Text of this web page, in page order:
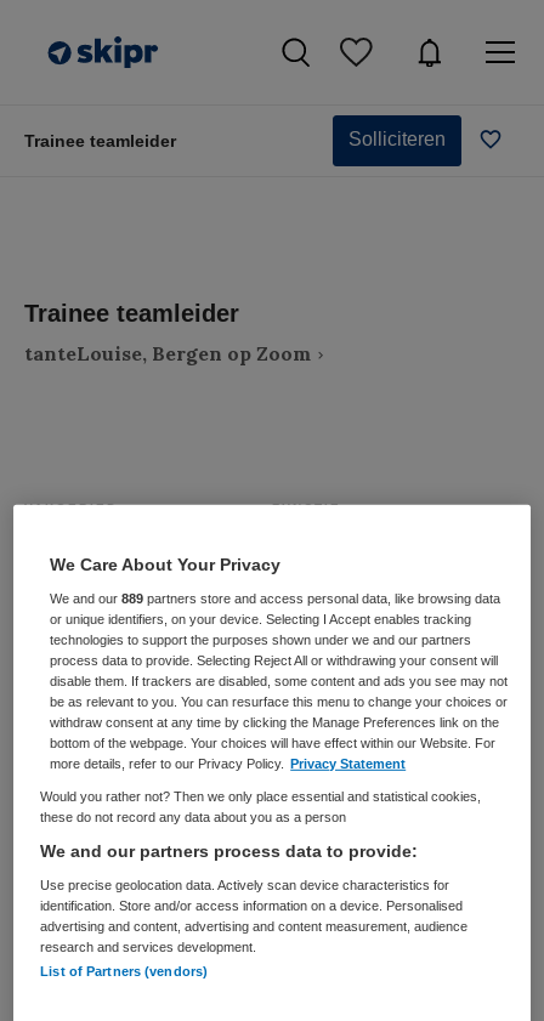
Trainee teamleider Solliciteren
Trainee teamleider
tanteLouise, Bergen op Zoom
VAKGEBIED FUNCTIE
Verpleeghuis Vaste aanstelling
PLAATSINGSDATUM
23 september 2025
NIVEAU
MBO
ERVARING
Ervaren
DIENSTVERBAND
Fulltime
Vacature niet beschikbaar
Deze vacature Trainee teamleider bij tanteLouise is niet
meer actueel. Hieronder staan enkele vergelijkbare
vacatures die voor u wellicht interessant zijn.
We Care About Your Privacy
We and our889 partners store and access personal data, like browsing data
or unique identifiers, on your device. Selecting I Accept enables tracking
technologies to support the purposes shown under we and our partners
process data to provide. Selecting Reject All or withdrawing your consent will
disable them. If trackers are disabled, some content and ads you see may not
be as relevant to you. You can resurface this menu to change your choices or
withdraw consent at any time by clicking the Manage Preferences link on the
bottom of the webpage. Your choices will have effect within our Website. For
more details, refer to our Privacy Policy.
Privacy Statement
Would you rather not? Then we only place essential and statistical cookies,
these do not record any data about you as a person
We and our partners process data to provide:
Use precise geolocation data. Actively scan device characteristics for
identification. Store and/or access information on a device. Personalised
advertising and content, advertising and content measurement, audience
research and services development.
List of Partners (vendors)